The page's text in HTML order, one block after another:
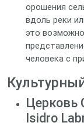
орошения
вдоль реки
это
человека с
Церковь
Isidro